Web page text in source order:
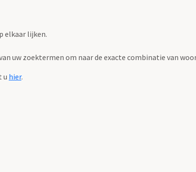
elkaar lijken.
uw zoektermen om naar de exacte combinatie van
u hier.